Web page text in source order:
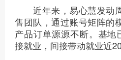
近年来，易心慧发动
售团队，通过账号矩阵的
产品订单源源不断。基地
接就业，间接带动就业近